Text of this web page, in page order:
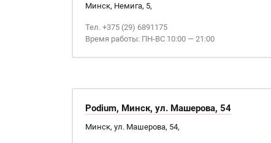
Минск, Немига, 5,
Тел. +375 (29) 6891175
Время работы: ПН-ВС 10:00 — 21:00
Podium, Минск, ул. Машерова, 54
Минск, ул. Машерова, 54,